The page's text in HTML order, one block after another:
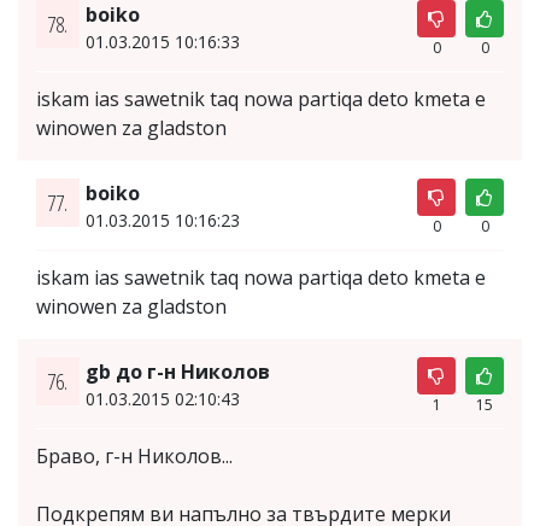
78. boiko
01.03.2015 10:16:33 0 0
iskam ias sawetnik taq nowa partiqa deto kmeta e
winowen za gladston
77. boiko
01.03.2015 10:16:23 0 0
iskam ias sawetnik taq nowa partiqa deto kmeta e
winowen za gladston
76. gb до г-н Николов
01.03.2015 02:10:43 1 15
Браво, г-н Николов...
Подкрепям ви напълно за твърдите мерки